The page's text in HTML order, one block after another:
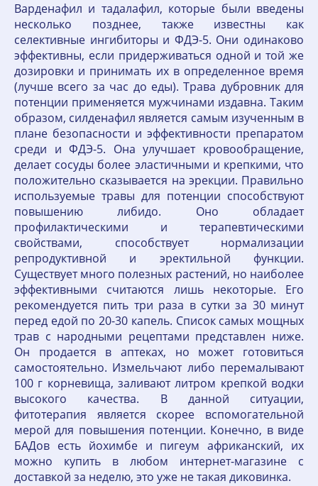
Варденафил и тадалафил, которые были введены
несколько позднее, также известны как
селективные ингибиторы и ФДЭ-5. Они одинаково
эффективны, если придерживаться одной и той же
дозировки и принимать их в определенное время
(лучше всего за час до еды). Трава дубровник для
потенции применяется мужчинами издавна. Таким
образом, силденафил является самым изученным в
плане безопасности и эффективности препаратом
среди и ФДЭ-5. Она улучшает кровообращение,
делает сосуды более эластичными и крепкими, что
положительно сказывается на эрекции. Правильно
используемые травы для потенции способствуют
повышению либидо. Оно обладает
профилактическими и терапевтическими
свойствами, способствует нормализации
репродуктивной и эректильной функции.
Существует много полезных растений, но наиболее
эффективными считаются лишь некоторые. Его
рекомендуется пить три раза в сутки за 30 минут
перед едой по 20-30 капель. Список самых мощных
трав с народными рецептами представлен ниже.
Он продается в аптеках, но может готовиться
самостоятельно. Измельчают либо перемалывают
100 г корневища, заливают литром крепкой водки
высокого качества. В данной ситуации,
фитотерапия является скорее вспомогательной
мерой для повышения потенции. Конечно, в виде
БАДов есть йохимбе и пигеум африканский, их
можно купить в любом интернет-магазине с
доставкой за неделю, это уже не такая диковинка.